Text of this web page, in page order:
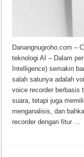
Danangnugroho.com –
teknologi AI – Dalam
Intelligence) semakin
salah satunya adalah
voice recorder berbasis
suara, tetapi juga
menganalisis, dan
recorder dengan fitur …